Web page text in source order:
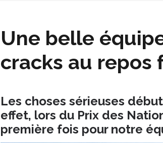
Une belle
cracks au repos
Les choses sérieuses
effet, lors du Prix des
première fois pour notre